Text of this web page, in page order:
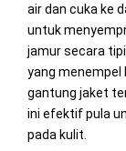
air dan cuka ke
untuk
jamur secara
yang menempel
gantung jaket
ini efektif pula
pada kulit.